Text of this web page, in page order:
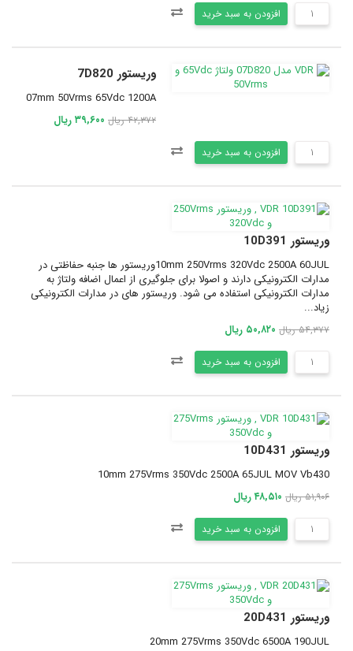
افزودن به سبد خرید
وریستور 7D820
07mm 50Vrms 65Vdc 1200A
۴۲,۳۷۲ ریال ۳۹,۶۰۰ ریال
افزودن به سبد خرید
وریستور 10D391
10mm 250Vrms 320Vdc 2500A 60JULوریستور ها جنبه حفاظتی در
مدارات الکترونیکی دارند و اصولا برای جلوگیری از اعمال اضافه ولتاژ به
مدارات الکترونیکی استفاده می شود. وریستور های در مدارات الکترونیکی
زیاد...
۵۴,۳۷۷ ریال ۵۰,۸۲۰ ریال
افزودن به سبد خرید
وریستور 10D431
10mm 275Vrms 350Vdc 2500A 65JUL MOV Vb430
۵۱,۹۰۶ ریال ۴۸,۵۱۰ ریال
افزودن به سبد خرید
وریستور 20D431
20mm 275Vrms 350Vdc 6500A 190JUL